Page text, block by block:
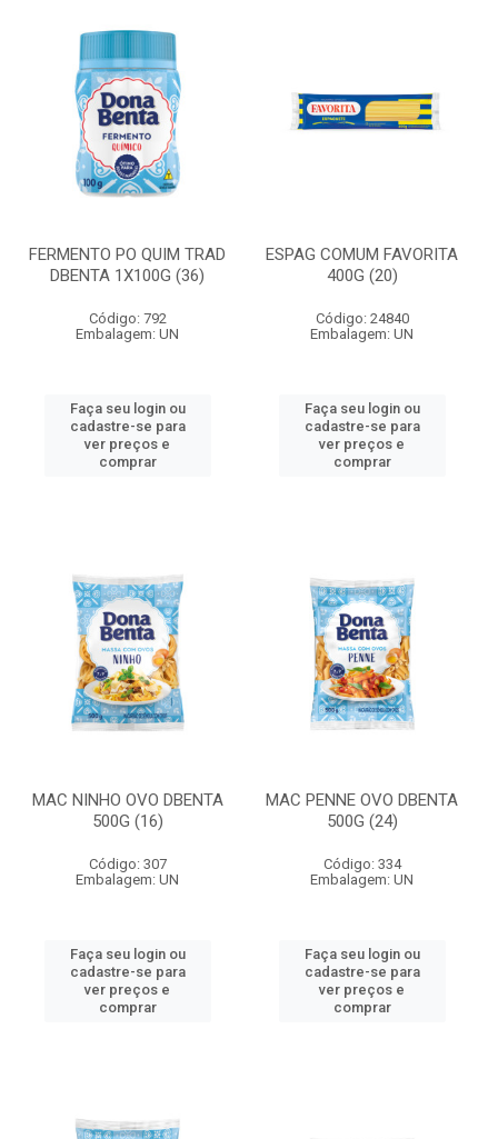
FERMENTO PO QUIM TRAD
DBENTA 1X100G (36)
Código: 792
Embalagem: UN
Faça seu login ou
cadastre-se para
ver preços e
comprar
ESPAG COMUM FAVORITA
400G (20)
Código: 24840
Embalagem: UN
Faça seu login ou
cadastre-se para
ver preços e
comprar
MAC NINHO OVO DBENTA
500G (16)
Código: 307
Embalagem: UN
Faça seu login ou
cadastre-se para
ver preços e
comprar
MAC PENNE OVO DBENTA
500G (24)
Código: 334
Embalagem: UN
Faça seu login ou
cadastre-se para
ver preços e
comprar